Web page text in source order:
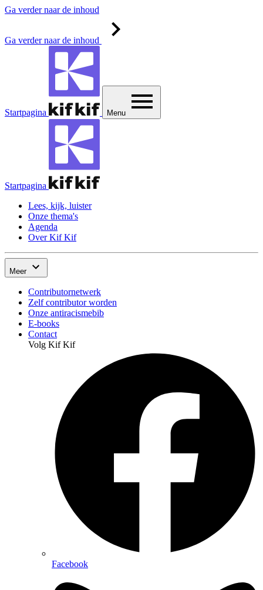
Ga verder naar de inhoud
Ga verder naar de inhoud
Startpagina Menu
Startpagina
Lees, kijk, luister
Onze thema's
Agenda
Over Kif Kif
Meer
Contributornetwerk
Zelf contributor worden
Onze antiracismebib
E-books
Contact
Volg Kif Kif
Facebook